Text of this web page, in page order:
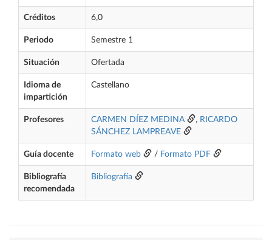
Créditos 6,0
Periodo Semestre 1
Situación Ofertada
Idioma de
impartición
Castellano
Profesores CARMEN DÍEZ MEDINA , RICARDO
SÁNCHEZ LAMPREAVE
Guía docente Formato web / Formato PDF
Bibliografía
recomendada
Bibliografía